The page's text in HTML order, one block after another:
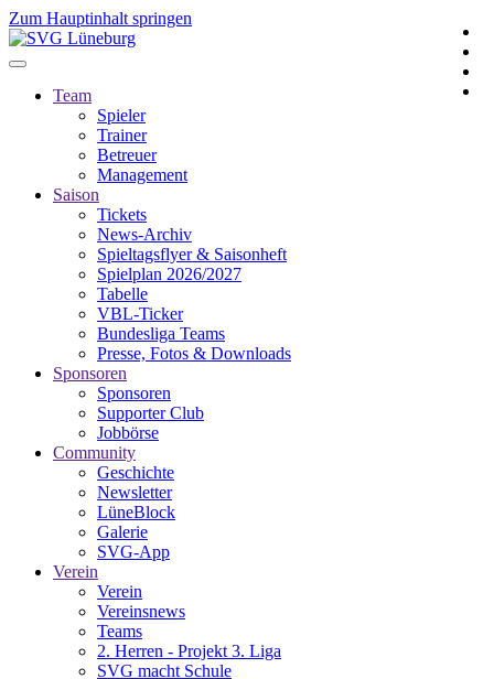
Zum Hauptinhalt springen
Team
Spieler
Trainer
Betreuer
Management
Saison
Tickets
News-Archiv
Spieltagsflyer & Saisonheft
Spielplan 2026/2027
Tabelle
VBL-Ticker
Bundesliga Teams
Presse, Fotos & Downloads
Sponsoren
Sponsoren
Supporter Club
Jobbörse
Community
Geschichte
Newsletter
LüneBlock
Galerie
SVG-App
Verein
Verein
Vereinsnews
Teams
2. Herren - Projekt 3. Liga
SVG macht Schule